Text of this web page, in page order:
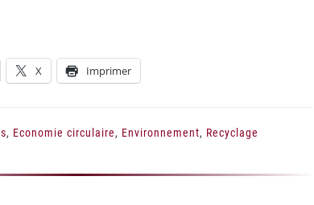
X Imprimer
, Economie circulaire, Environnement, Recyclage